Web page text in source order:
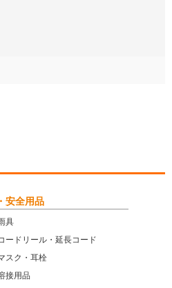
安全用品
具
ードリール・延長コード
スク・耳栓
接用品